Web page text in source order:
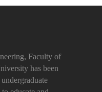
Faculty of
has been